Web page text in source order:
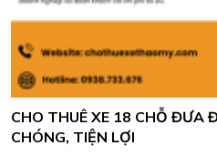
CHO THUÊ XE 18 CHỖ ĐƯA
CHÓNG, TIỆN LỢI